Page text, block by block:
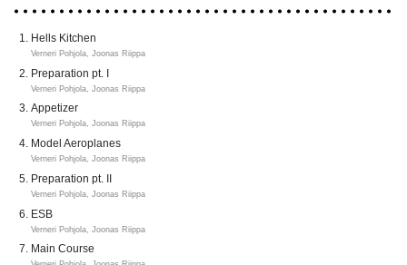
Hells Kitchen
Verneri Pohjola, Joonas Riippa
Preparation pt. I
Verneri Pohjola, Joonas Riippa
Appetizer
Verneri Pohjola, Joonas Riippa
Model Aeroplanes
Verneri Pohjola, Joonas Riippa
Preparation pt. II
Verneri Pohjola, Joonas Riippa
ESB
Verneri Pohjola, Joonas Riippa
Main Course